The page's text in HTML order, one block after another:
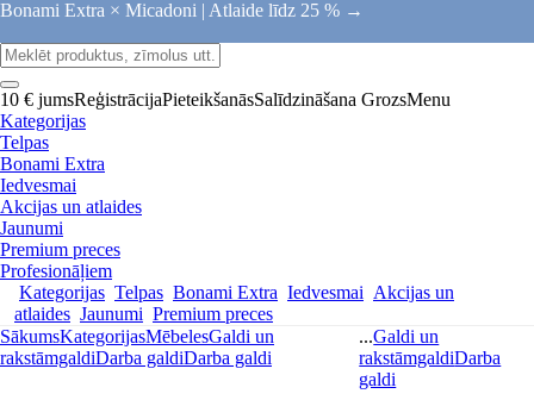
Bonami Extra × Micadoni | Atlaide līdz 25 % →
10 € jumsReģistrācijaPieteikšanāsSalīdzināšana GrozsMenu
Kategorijas
Telpas
Bonami Extra
Iedvesmai
Akcijas un atlaides
Jaunumi
Premium preces
Profesionāļiem
Kategorijas Telpas Bonami Extra Iedvesmai Akcijas un
atlaides Jaunumi Premium preces
SākumsKategorijasMēbelesGaldi un
rakstāmgaldiDarba galdiDarba galdi
...Galdi un
rakstāmgaldiDarba
galdi